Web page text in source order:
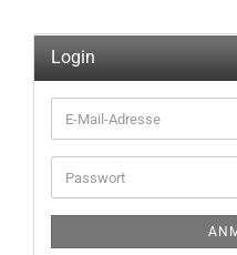
Login
E-
Mail-
Adresse
Passwort